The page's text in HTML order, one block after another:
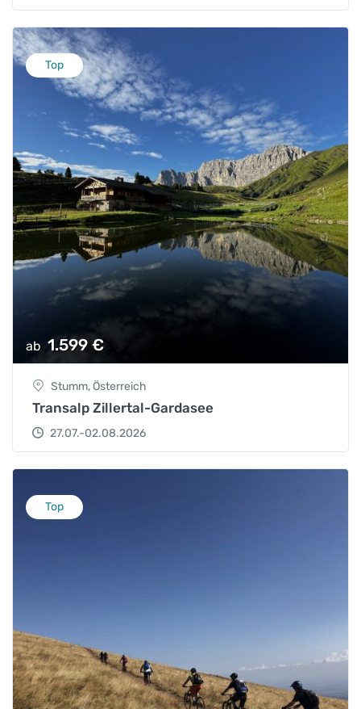
Top
ab 1.599 €
Stumm, Österreich
Transalp Zillertal-Gardasee
27.07.-02.08.2026
Top